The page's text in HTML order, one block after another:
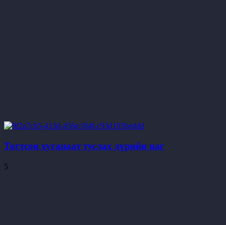
Тогтсон хугацаат туслах дүрийн цаг
5